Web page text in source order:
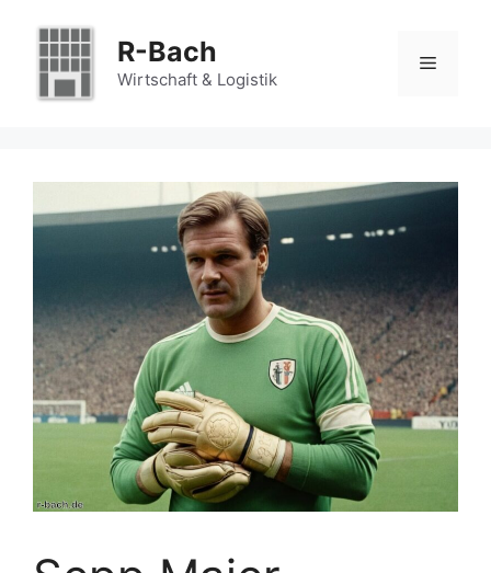
Inhalt
springen
R-Bach
Wirtschaft & Logistik
Menü